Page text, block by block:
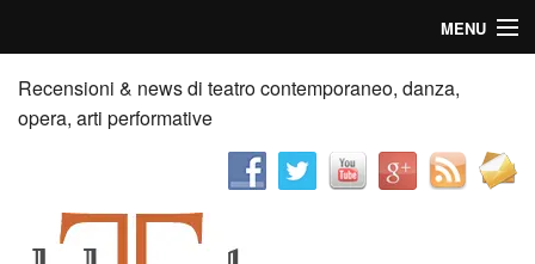
MENU
Home
Recensioni
News
Recensioni & news di teatro contemporaneo, danza,
opera, arti performative